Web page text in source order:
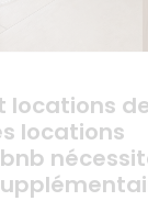
locations
locations